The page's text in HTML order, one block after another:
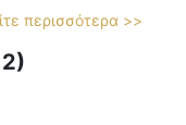
περισσότερα >>